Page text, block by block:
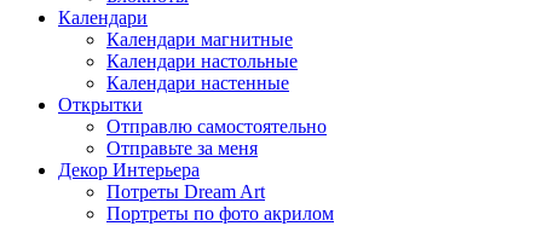
Календари
Календари магнитные
Календари настольные
Календари настенные
Открытки
Отправлю самостоятельно
Отправьте за меня
Декор Интерьера
Потреты Dream Art
Портреты по фото акрилом